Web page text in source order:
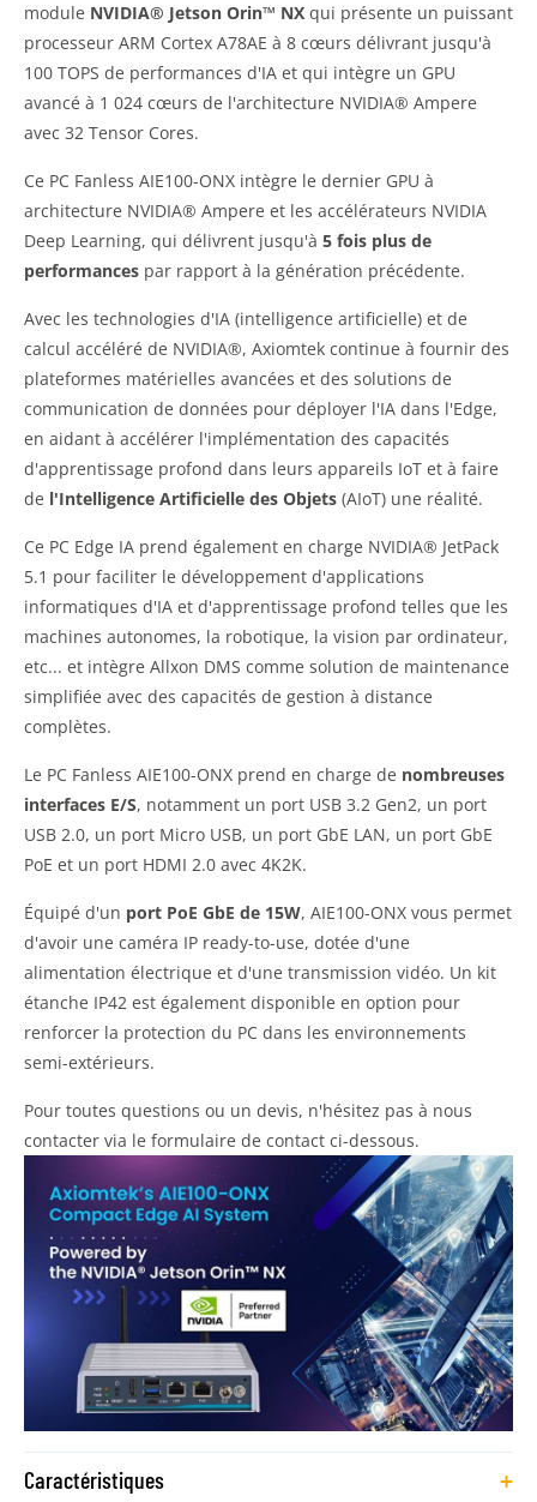
module NVIDIA® Jetson Orin™ NX qui présente un puissant
processeur ARM Cortex A78AE à 8 cœurs délivrant jusqu'à
100 TOPS de performances d'IA et qui intègre un GPU
avancé à 1 024 cœurs de l'architecture NVIDIA® Ampere
avec 32 Tensor Cores.
Ce PC Fanless AIE100-ONX intègre le dernier GPU à
architecture NVIDIA® Ampere et les accélérateurs NVIDIA
Deep Learning, qui délivrent jusqu'à 5 fois plus de
performances par rapport à la génération précédente.
Avec les technologies d'IA (intelligence artificielle) et de
calcul accéléré de NVIDIA®, Axiomtek continue à fournir des
plateformes matérielles avancées et des solutions de
communication de données pour déployer l'IA dans l'Edge,
en aidant à accélérer l'implémentation des capacités
d'apprentissage profond dans leurs appareils IoT et à faire
de l'Intelligence Artificielle des Objets (AIoT) une réalité.
Ce PC Edge IA prend également en charge NVIDIA® JetPack
5.1 pour faciliter le développement d'applications
informatiques d'IA et d'apprentissage profond telles que les
machines autonomes, la robotique, la vision par ordinateur,
etc... et intègre Allxon DMS comme solution de maintenance
simplifiée avec des capacités de gestion à distance
complètes.
Le PC Fanless AIE100-ONX prend en charge de nombreuses
interfaces E/S, notamment un port USB 3.2 Gen2, un port
USB 2.0, un port Micro USB, un port GbE LAN, un port GbE
PoE et un port HDMI 2.0 avec 4K2K.
Équipé d'un port PoE GbE de 15W, AIE100-ONX vous permet
d'avoir une caméra IP ready-to-use, dotée d'une
alimentation électrique et d'une transmission vidéo. Un kit
étanche IP42 est également disponible en option pour
renforcer la protection du PC dans les environnements
semi-extérieurs.
Pour toutes questions ou un devis, n'hésitez pas à nous
contacter via le formulaire de contact ci-dessous.
Caractéristiques +